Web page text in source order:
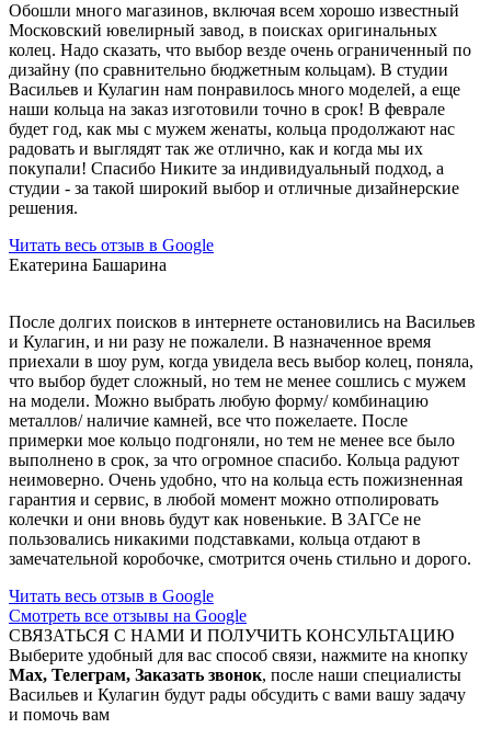
Обошли много магазинов, включая всем хорошо известный
Московский ювелирный завод, в поисках оригинальных
колец. Надо сказать, что выбор везде очень ограниченный по
дизайну (по сравнительно бюджетным кольцам). В студии
Васильев и Кулагин нам понравилось много моделей, а еще
наши кольца на заказ изготовили точно в срок! В феврале
будет год, как мы с мужем женаты, кольца продолжают нас
радовать и выглядят так же отлично, как и когда мы их
покупали! Спасибо Никите за индивидуальный подход, а
студии - за такой широкий выбор и отличные дизайнерские
решения.
Читать весь отзыв в Google
Екатерина Башарина
После долгих поисков в интернете остановились на Васильев
и Кулагин, и ни разу не пожалели. В назначенное время
приехали в шоу рум, когда увидела весь выбор колец, поняла,
что выбор будет сложный, но тем не менее сошлись с мужем
на модели. Можно выбрать любую форму/ комбинацию
металлов/ наличие камней, все что пожелаете. После
примерки мое кольцо подгоняли, но тем не менее все было
выполнено в срок, за что огромное спасибо. Кольца радуют
неимоверно. Очень удобно, что на кольца есть пожизненная
гарантия и сервис, в любой момент можно отполировать
колечки и они вновь будут как новенькие. В ЗАГСе не
пользовались никакими подставками, кольца отдают в
замечательной коробочке, смотрится очень стильно и дорого.
Читать весь отзыв в Google
Смотреть все отзывы на Google
СВЯЗАТЬСЯ С НАМИ И ПОЛУЧИТЬ КОНСУЛЬТАЦИЮ
Выберите удобный для вас способ связи, нажмите на кнопку
Max, Телеграм, Заказать звонок, после наши специалисты
Васильев и Кулагин будут рады обсудить с вами вашу задачу
и помочь вам